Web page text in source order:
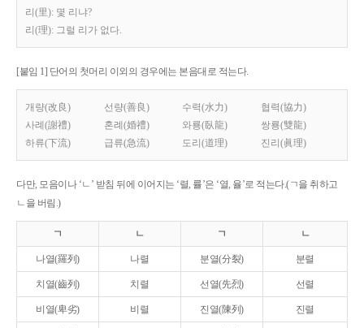
리(里): 몇 리냐?
리(理): 그럴 리가 없다.
[붙임 1] 단어의 첫머리 이외의 경우에는 본음대로 적는다.
개량(改良) 선량(善良) 수력(水力)
협력(協力)
사례(謝禮)
혼례(婚禮) 와룡(臥龍)
쌍룡(雙龍)
하류(下流)
급류(急流) 도리(道理) 진리(眞理)
다만, 모음이나 ‘ㄴ’ 받침 뒤에 이어지는 ‘렬, 률’은 ‘열, 율’로 적는다.(ㄱ을 취하고
ㄴ을 버림.)
ㄱ ㄴ ㄱ ㄴ
나열(羅列) 나렬 분열(分裂) 분렬
치열(齒列) 치렬 선열(先烈) 선렬
비열(卑劣) 비렬 진열(陳列) 진렬